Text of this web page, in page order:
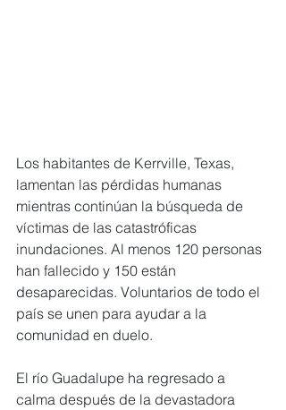
Los habitantes de Kerrville, Texas,
lamentan las pérdidas humanas
mientras continúan la búsqueda de
víctimas de las catastróficas
inundaciones. Al menos 120 personas
han fallecido y 150 están
desaparecidas. Voluntarios de todo el
país se unen para ayudar a la
comunidad en duelo.
El río Guadalupe ha regresado a
calma después de la devastadora